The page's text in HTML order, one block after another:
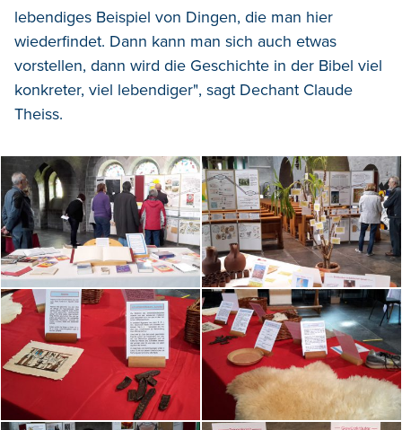
lebendiges Beispiel von Dingen, die man hier
wiederfindet. Dann kann man sich auch etwas
vorstellen, dann wird die Geschichte in der Bibel viel
konkreter, viel lebendiger", sagt Dechant Claude
Theiss.